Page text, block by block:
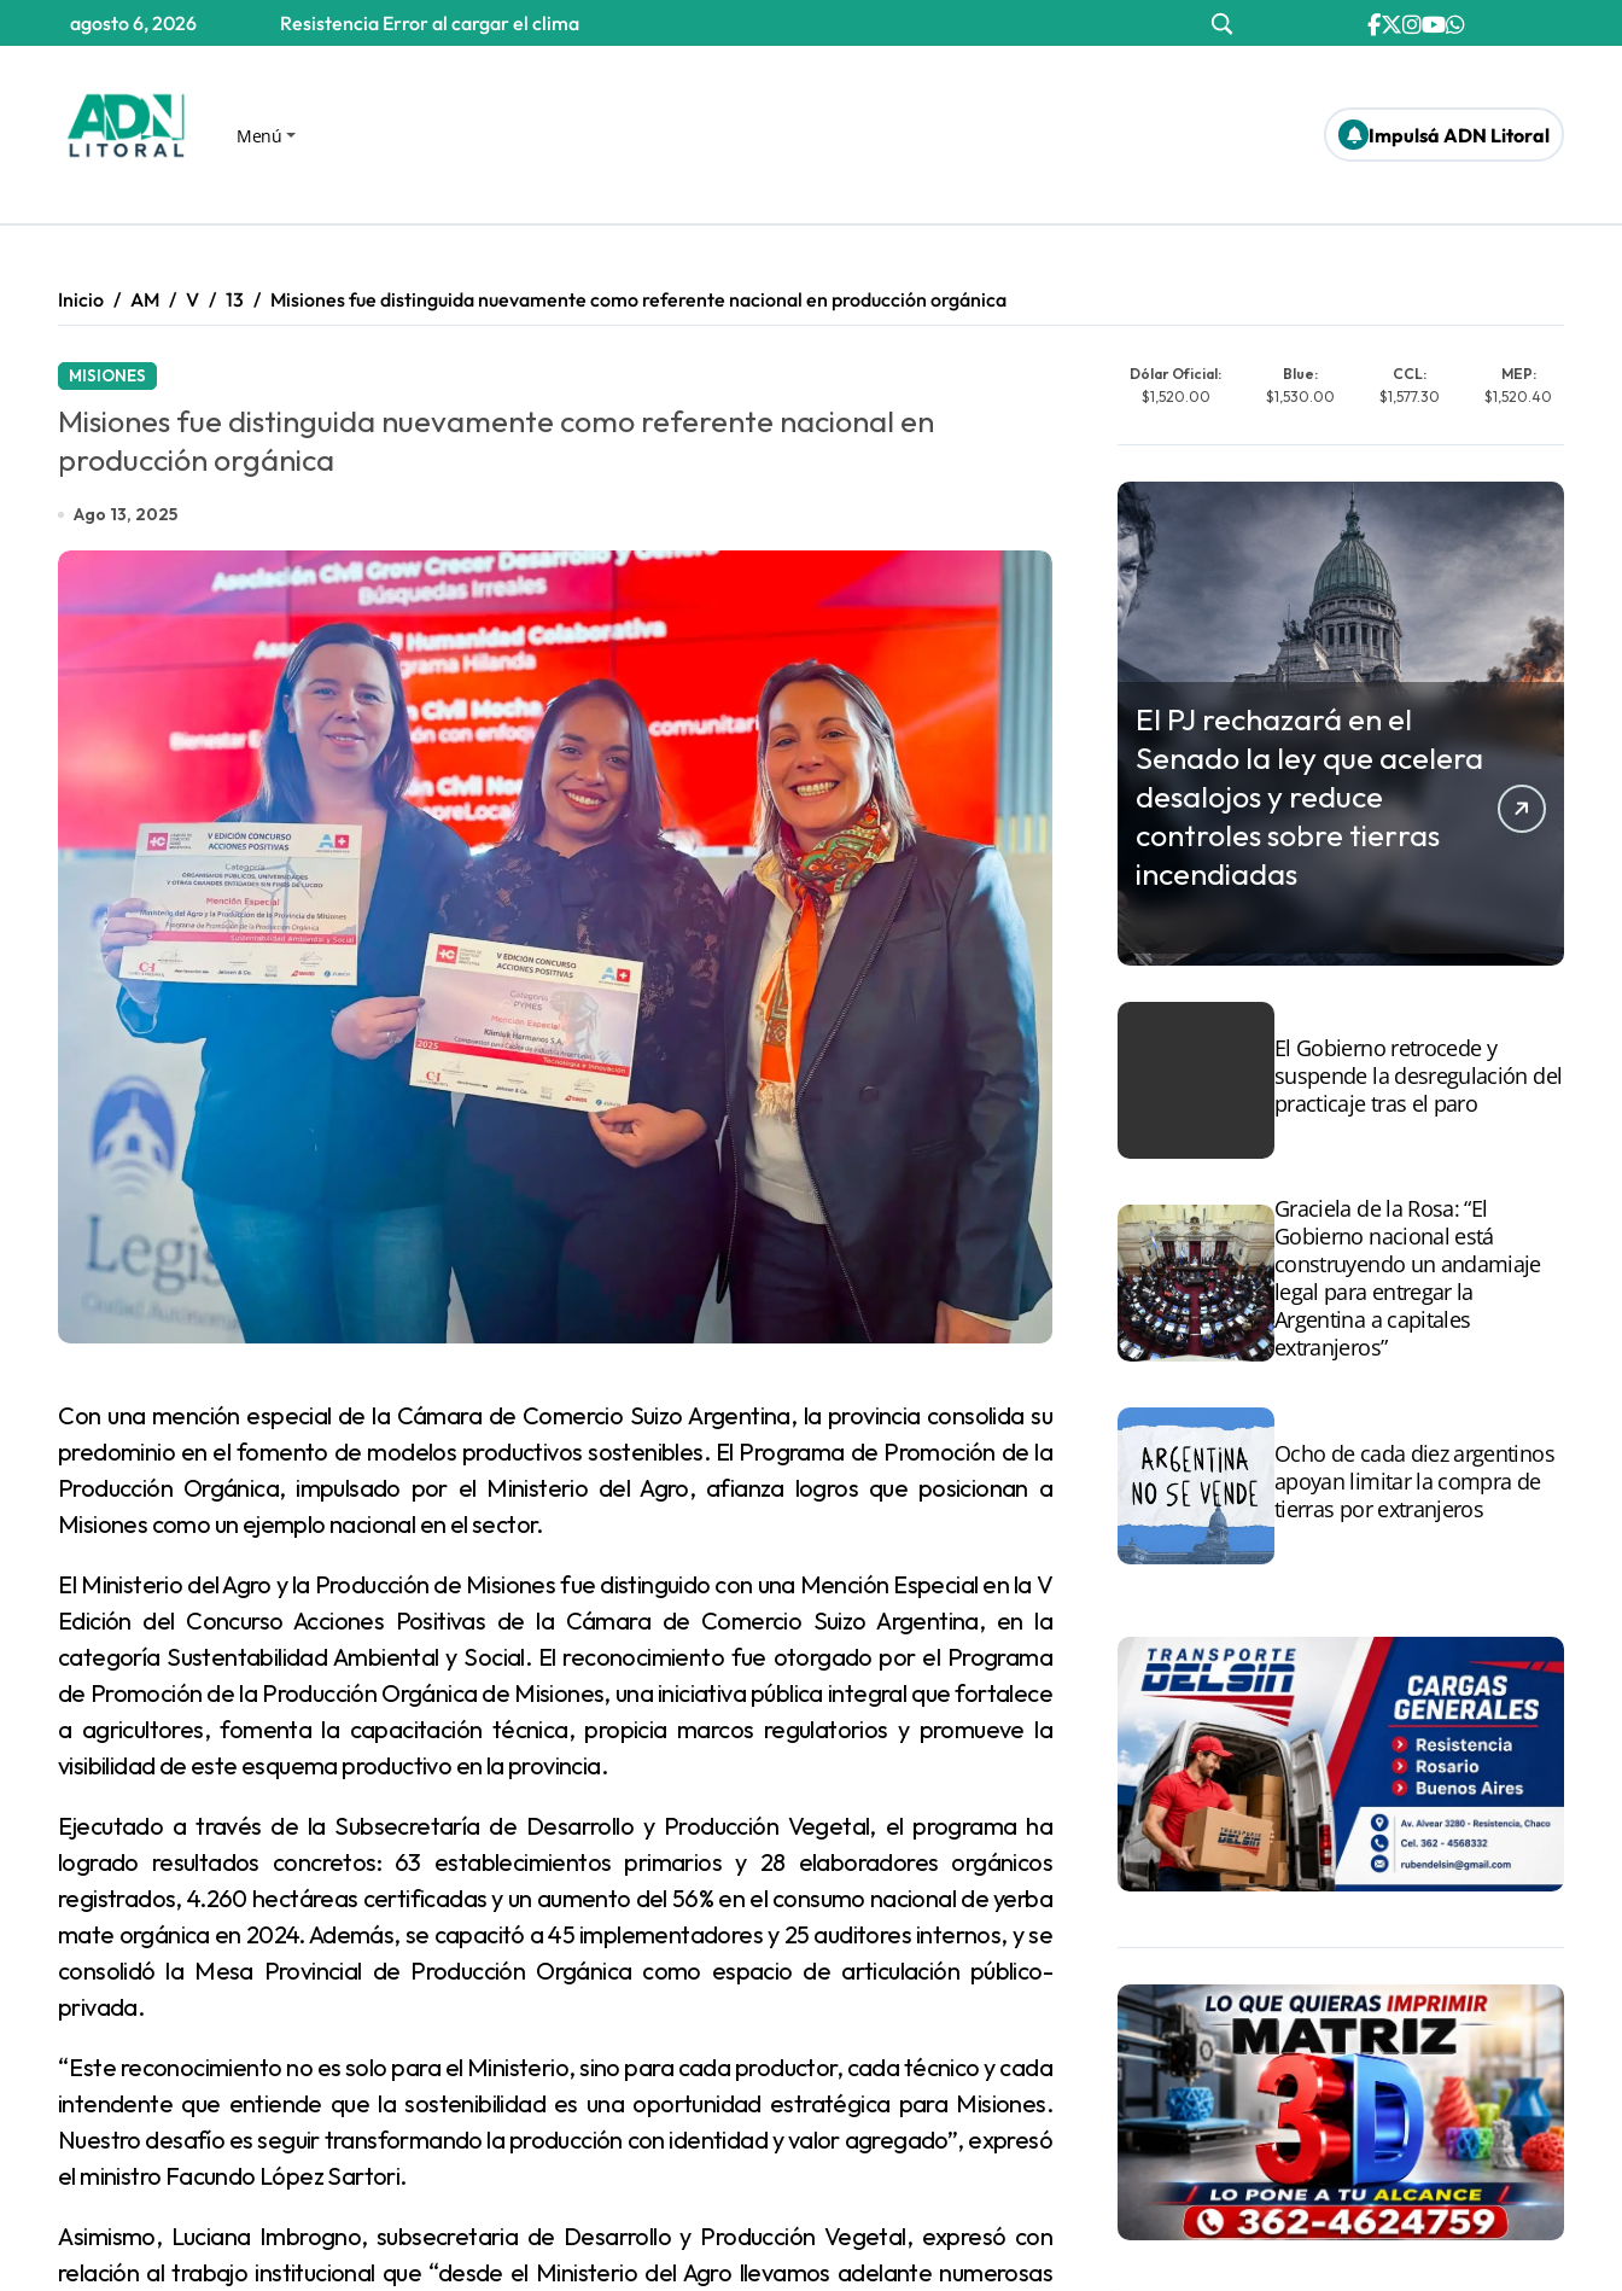
Resistencia Error al cargar el clima
agosto 6, 2026
Menú Impulsá ADN Litoral
Inicio AM V 13 Misiones fue distinguida nuevamente como referente nacional en producción orgánica
MISIONES
Misiones fue distinguida nuevamente como referente nacional en
producción orgánica
Ago 13, 2025
Con una mención especial de la Cámara de Comercio Suizo Argentina, la provincia consolida su
predominio en el fomento de modelos productivos sostenibles. El Programa de Promoción de la
Producción Orgánica, impulsado por el Ministerio del Agro, afianza logros que posicionan a
Misiones como un ejemplo nacional en el sector.
El Ministerio del Agro y la Producción de Misiones fue distinguido con una Mención Especial en la V
Edición del Concurso Acciones Positivas de la Cámara de Comercio Suizo Argentina, en la
categoría Sustentabilidad Ambiental y Social. El reconocimiento fue otorgado por el Programa
de Promoción de la Producción Orgánica de Misiones, una iniciativa pública integral que fortalece
a agricultores, fomenta la capacitación técnica, propicia marcos regulatorios y promueve la
visibilidad de este esquema productivo en la provincia.
Ejecutado a través de la Subsecretaría de Desarrollo y Producción Vegetal, el programa ha
logrado resultados concretos: 63 establecimientos primarios y 28 elaboradores orgánicos
registrados, 4.260 hectáreas certificadas y un aumento del 56% en el consumo nacional de yerba
mate orgánica en 2024. Además, se capacitó a 45 implementadores y 25 auditores internos, y se
consolidó la Mesa Provincial de Producción Orgánica como espacio de articulación público-
privada.
“Este reconocimiento no es solo para el Ministerio, sino para cada productor, cada técnico y cada
intendente que entiende que la sostenibilidad es una oportunidad estratégica para Misiones.
Nuestro desafío es seguir transformando la producción con identidad y valor agregado”, expresó
el ministro Facundo López Sartori.
Asimismo, Luciana Imbrogno, subsecretaria de Desarrollo y Producción Vegetal, expresó con
relación al trabajo institucional que “desde el Ministerio del Agro llevamos adelante numerosas
Dólar Oficial:
$1,520.00
Blue:
$1,530.00
CCL:
$1,577.30
MEP:
$1,520.40
El PJ rechazará en el
Senado la ley que acelera
desalojos y reduce
controles sobre tierras
incendiadas
El Gobierno retrocede y
suspende la desregulación del
practicaje tras el paro
Graciela de la Rosa: “El
Gobierno nacional está
construyendo un andamiaje
legal para entregar la
Argentina a capitales
extranjeros”
Ocho de cada diez argentinos
apoyan limitar la compra de
tierras por extranjeros